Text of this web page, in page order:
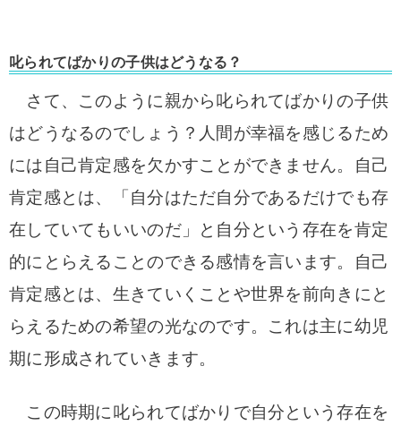
叱られてばかりの子供はどうなる？
さて、このように親から叱られてばかりの子供
はどうなるのでしょう？人間が幸福を感じるため
には自己肯定感を欠かすことができません。自己
肯定感とは、「自分はただ自分であるだけでも存
在していてもいいのだ」と自分という存在を肯定
的にとらえることのできる感情を言います。自己
肯定感とは、生きていくことや世界を前向きにと
らえるための希望の光なのです。これは主に幼児
期に形成されていきます。
この時期に叱られてばかりで自分という存在を